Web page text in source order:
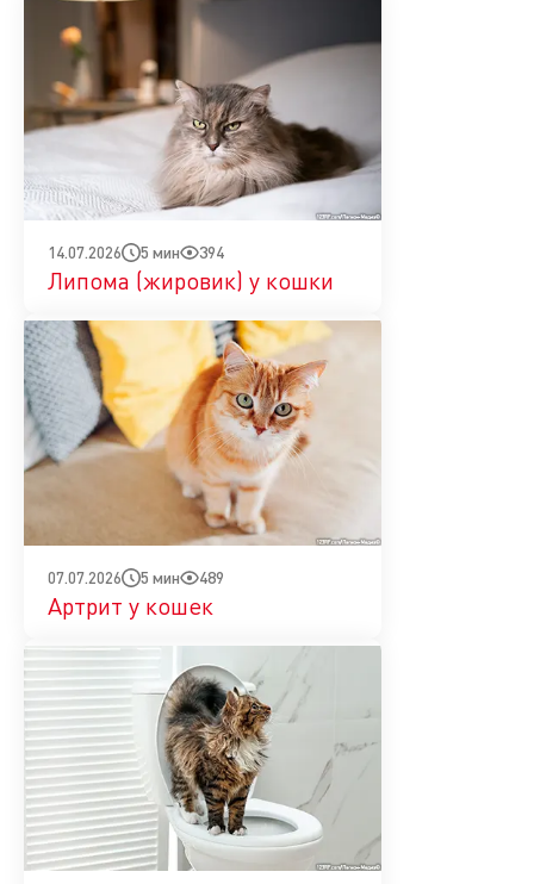
14.07.2026 5 мин 394
Липома (жировик) у кошки
07.07.2026 5 мин 489
Артрит у кошек